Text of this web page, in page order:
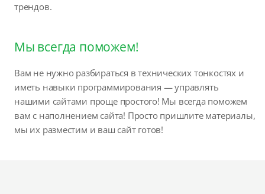
трендов.
Мы всегда поможем!
Вам не нужно разбираться в технических тонкостях и
иметь навыки программирования — управлять
нашими сайтами проще простого! Мы всегда поможем
вам с наполнением сайта! Просто пришлите материалы,
мы их разместим и ваш сайт готов!